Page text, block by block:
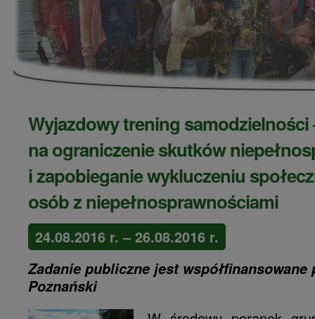
Wyjazdowy trening samodzielności
na ograniczenie skutków
i zapobieganie wykluczeniu
osób z niepełnosprawnościami
24.08.2016 r. – 26.08.2016 r.
Zadanie publiczne jest współfinansowane
Poznański